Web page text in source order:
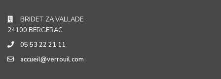
BRIDET ZA VALLADE
24100 BERGERAC
05 53 22 21 11
accueil@verrouil.com